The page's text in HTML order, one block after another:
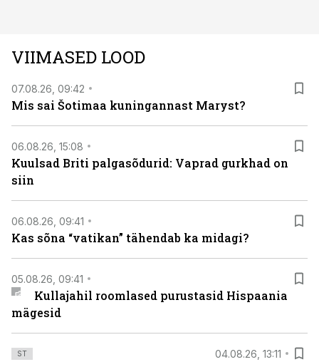
viasathistory.eu/ee
VIIMASED LOOD
07.08.26, 09:42
Mis sai Šotimaa kuningannast Maryst?
06.08.26, 15:08
Kuulsad Briti palgasõdurid: Vaprad gurkhad on
siin
06.08.26, 09:41
Kas sõna “vatikan” tähendab ka midagi?
05.08.26, 09:41
Kullajahil roomlased purustasid Hispaania
mägesid
ST 04.08.26, 13:11